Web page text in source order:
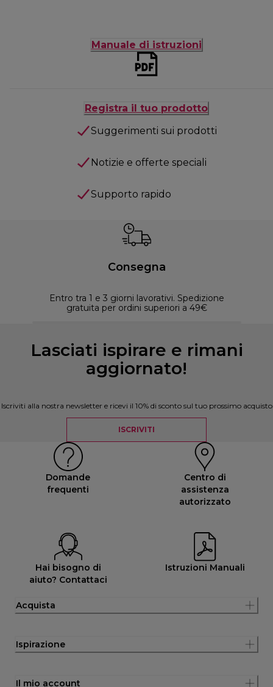
Manuale di istruzioni
Registra il tuo prodotto
Suggerimenti sui prodotti
Notizie e offerte speciali
Supporto rapido
Consegna
Entro tra 1 e 3 giorni lavorativi. Spedizione
gratuita per ordini superiori a 49€
Lasciati ispirare e rimani
aggiornato!
Iscriviti alla nostra newsletter e ricevi il 10% di sconto sul tuo prossimo acquisto
ISCRIVITI
Domande
frequenti
Centro di
assistenza
autorizzato
Hai bisogno di
aiuto? Contattaci
Istruzioni Manuali
Acquista
Ispirazione
Il mio account